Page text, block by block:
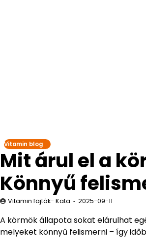
Vitamin blog
Mit árul el a
Könnyű
Vitamin fajták- Kata 2025-09-11
A körmök állapota sokat elárulhat
melyeket könnyű felismerni – így